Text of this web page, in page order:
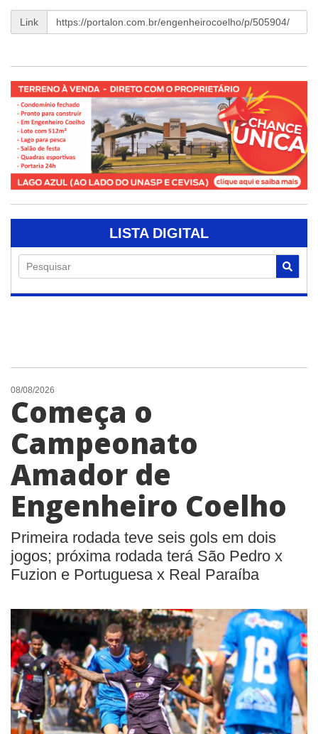
Link
LISTA DIGITAL
Pesquisar
08/08/2026
Começa o
Campeonato
Amador de
Engenheiro Coelho
Primeira rodada teve seis gols em dois
jogos; próxima rodada terá São Pedro x
Fuzion e Portuguesa x Real Paraíba